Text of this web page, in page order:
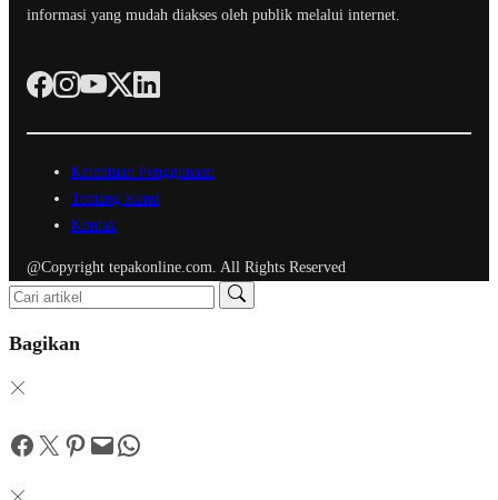
informasi yang mudah diakses oleh publik melalui internet.
Ketentuan Penggunaan
Tentang Kami
Kontak
@Copyright tepakonline.com. All Rights Reserved
Bagikan
Facebook
Twitter
Pinterest
MailWhatsApp